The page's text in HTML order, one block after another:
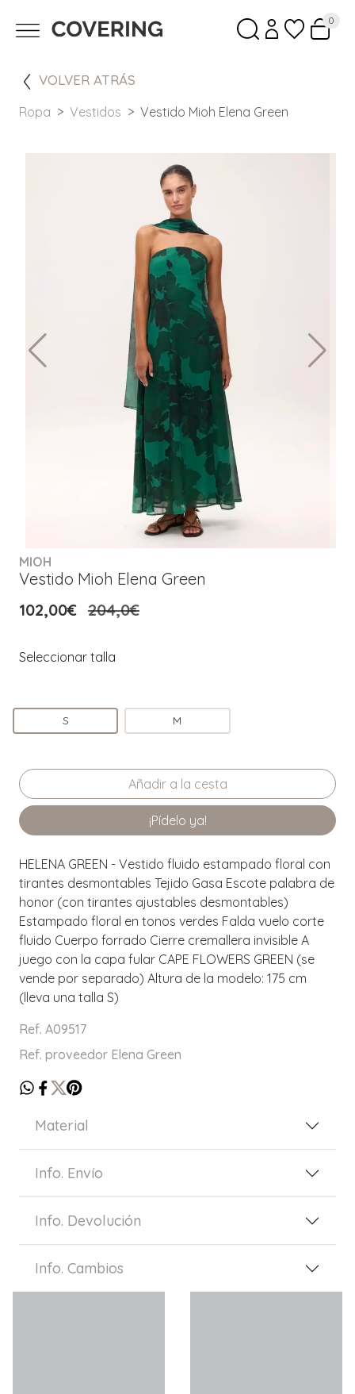
0
VOLVER ATRÁS
Ropa Vestidos Vestido Mioh Elena Green
MIOH
Vestido Mioh Elena Green
102,00€ 204,0€
Seleccionar talla
S M
¡Pídelo ya!
HELENA GREEN - Vestido fluido estampado floral con
tirantes desmontables Tejido Gasa Escote palabra de
honor (con tirantes ajustables desmontables)
Estampado floral en tonos verdes Falda vuelo corte
fluido Cuerpo forrado Cierre cremallera invisible A
juego con la capa fular CAPE FLOWERS GREEN (se
vende por separado) Altura de la modelo: 175 cm
(lleva una talla S)
Ref. A09517
Ref. proveedor Elena Green
Material
Info. Envío
Info. Devolución
Info. Cambios